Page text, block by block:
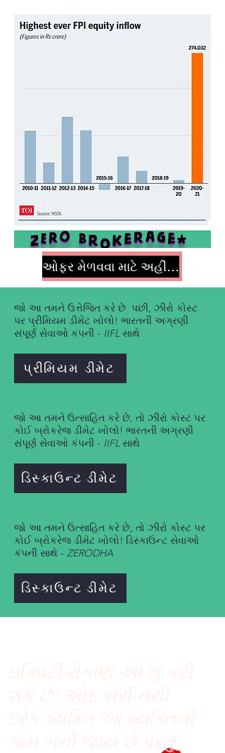
ઓફર મેળવવા માટે અહીં ક્લિક કરો
જો આ તમને ઉત્તેજિત કરે છે પછી, ઝીરો કોસ્ટ
પર પ્રીમિયમ ડીમેટ ખોલો! ભારતની અગ્રણી
સંપૂર્ણ સેવાઓ કંપની - IIFL સાથે
પ્રીમિયમ ડીમેટ
જો આ તમને ઉત્સાહિત કરે છે, તો ઝીરો કોસ્ટ પર
કોઈ બ્રોકરેજ ડીમેટ ખોલો! ભારતની અગ્રણી
સંપૂર્ણ સેવાઓ કંપની - IIFL સાથે
ડિસ્કાઉન્ટ ડીમેટ
જો આ તમને ઉત્સાહિત કરે છે, તો ઝીરો કોસ્ટ પર
કોઈ બ્રોકરેજ ડીમેટ ખોલો! ડિસ્કાઉન્ટ સેવાઓ
કંપની સાથે - ZERODHA
ડિસ્કાઉન્ટ ડીમેટ
જેમ બની જાય છે પરંતુ